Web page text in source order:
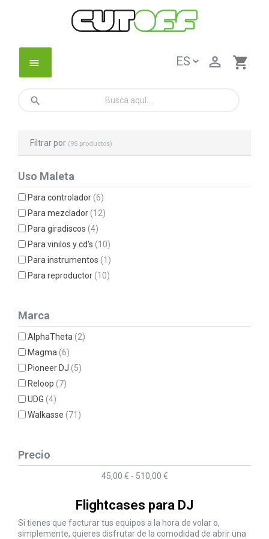
menu shopping_cart

search
Filtrar por (95 productos)
Uso Maleta
Para controlador(6)
Para mezclador(12)
Para giradiscos(4)
Para vinilos y cd's(10)
Para instrumentos(1)
Para reproductor(10)
Marca
AlphaTheta(2)
Magma(6)
Pioneer DJ(5)
Reloop(7)
UDG(4)
Walkasse(71)
Precio
45,00 € - 510,00 €
Flightcases para DJ
Si tienes que facturar tus equipos a la hora de volar o,
simplemente, quieres disfrutar de la comodidad de abrir una